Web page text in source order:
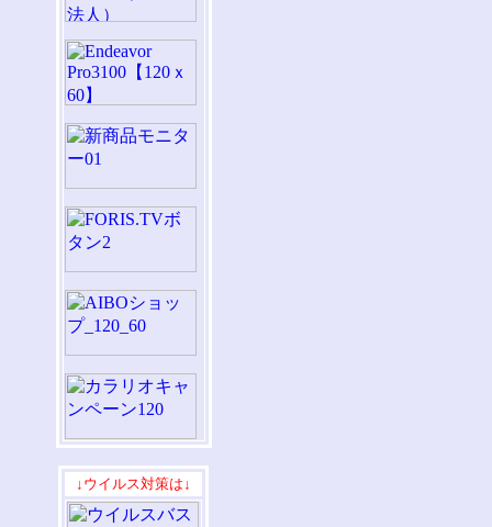
↓ウイルス対策は↓